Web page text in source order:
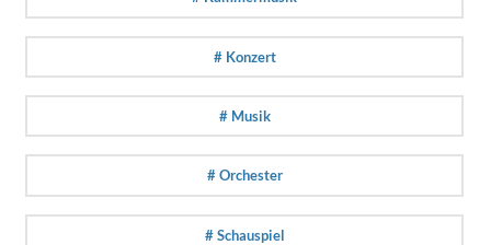
# Konzert
# Musik
# Orchester
# Schauspiel